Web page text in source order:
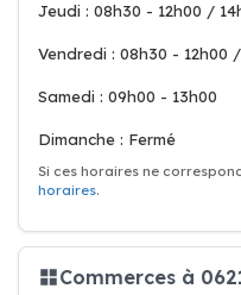
Jeudi : 08h30 - 12h00 /
Vendredi : 08h30 - 12h00
Samedi : 09h00 - 13h00
Dimanche : Fermé
Si ces horaires ne
horaires.
Commerces à